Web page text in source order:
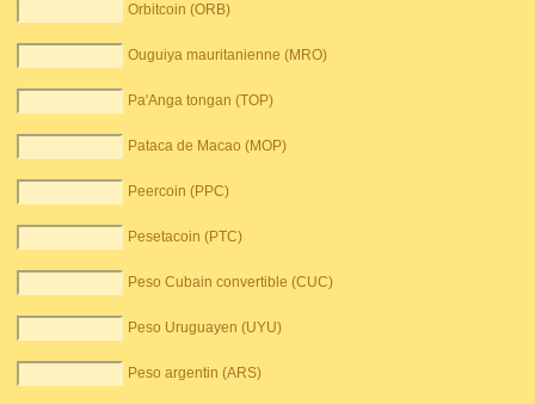
Orbitcoin (ORB)
Ouguiya mauritanienne (MRO)
Pa'Anga tongan (TOP)
Pataca de Macao (MOP)
Peercoin (PPC)
Pesetacoin (PTC)
Peso Cubain convertible (CUC)
Peso Uruguayen (UYU)
Peso argentin (ARS)